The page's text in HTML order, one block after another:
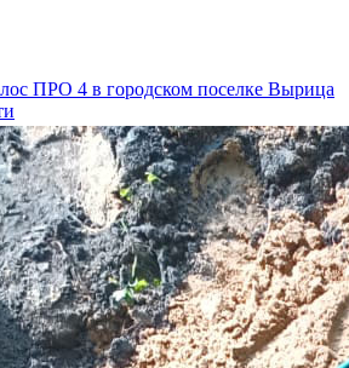
ПРО 4 в городском поселке Вырица